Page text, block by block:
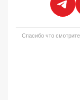
Спасибо что